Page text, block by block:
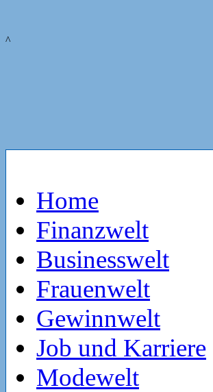
^
Home
Finanzwelt
Businesswelt
Frauenwelt
Gewinnwelt
Job und Karriere
Modewelt